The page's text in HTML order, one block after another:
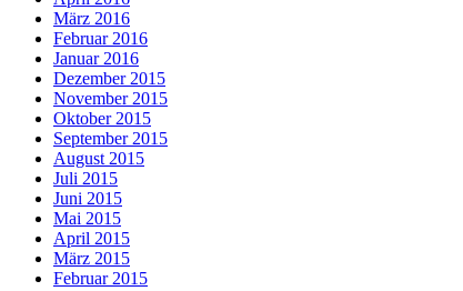
März 2016
Februar 2016
Januar 2016
Dezember 2015
November 2015
Oktober 2015
September 2015
August 2015
Juli 2015
Juni 2015
Mai 2015
April 2015
März 2015
Februar 2015